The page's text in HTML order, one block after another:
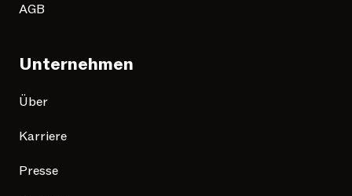
AGB
Unternehmen
Über
Karriere
Presse